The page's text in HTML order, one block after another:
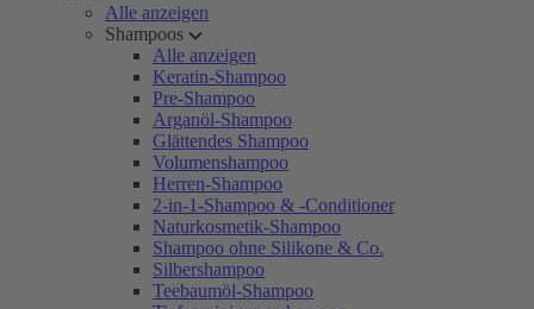
Alle anzeigen
Shampoos
Alle anzeigen
Keratin-Shampoo
Pre-Shampoo
Arganöl-Shampoo
Glättendes Shampoo
Volumenshampoo
Herren-Shampoo
2-in-1-Shampoo & -Conditioner
Naturkosmetik-Shampoo
Shampoo ohne Silikone & Co.
Silbershampoo
Teebaumöl-Shampoo